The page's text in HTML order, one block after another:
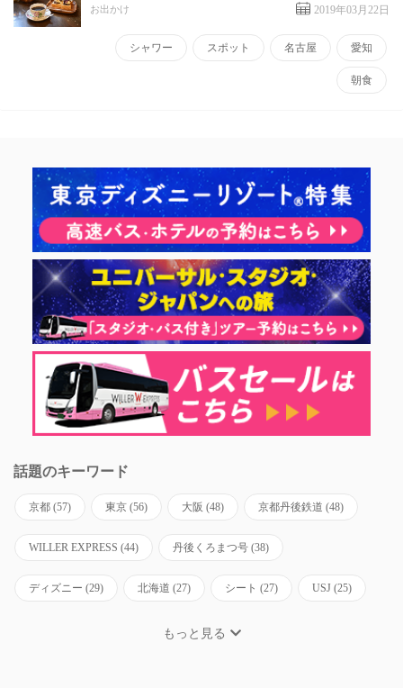
お出かけ 2019年03月22日
シャワー スポット 名古屋 愛知
朝食
話題のキーワード
京都 (57) 東京 (56) 大阪 (48) 京都丹後鉄道 (48)
WILLER EXPRESS (44) 丹後くろまつ号 (38)
ディズニー (29) 北海道 (27) シート (27) USJ (25)
もっと見る